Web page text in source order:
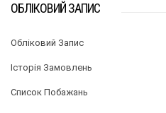
ОБЛІКОВИЙ ЗАПИС
Обліковий Запис
Історія Замовлень
Список Побажань